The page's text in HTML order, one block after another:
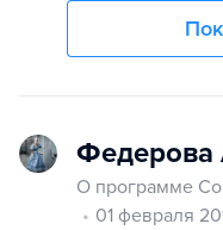
Федерова
О программе
01 февраля